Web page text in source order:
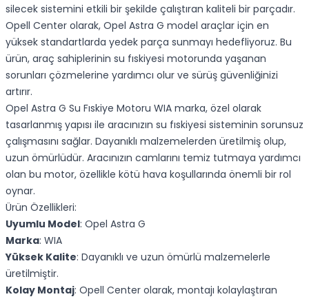
silecek sistemini etkili bir şekilde çalıştıran kaliteli bir parçadır.
Opell Center olarak, Opel Astra G model araçlar için en
yüksek standartlarda yedek parça sunmayı hedefliyoruz. Bu
ürün, araç sahiplerinin su fıskiyesi motorunda yaşanan
sorunları çözmelerine yardımcı olur ve sürüş güvenliğinizi
artırır.
Opel Astra G Su Fıskiye Motoru WIA marka, özel olarak
tasarlanmış yapısı ile aracınızın su fıskiyesi sisteminin sorunsuz
çalışmasını sağlar. Dayanıklı malzemelerden üretilmiş olup,
uzun ömürlüdür. Aracınızın camlarını temiz tutmaya yardımcı
olan bu motor, özellikle kötü hava koşullarında önemli bir rol
oynar.
Ürün Özellikleri:
Uyumlu Model: Opel Astra G
Marka: WIA
Yüksek Kalite: Dayanıklı ve uzun ömürlü malzemelerle
üretilmiştir.
Kolay Montaj: Opell Center olarak, montajı kolaylaştıran